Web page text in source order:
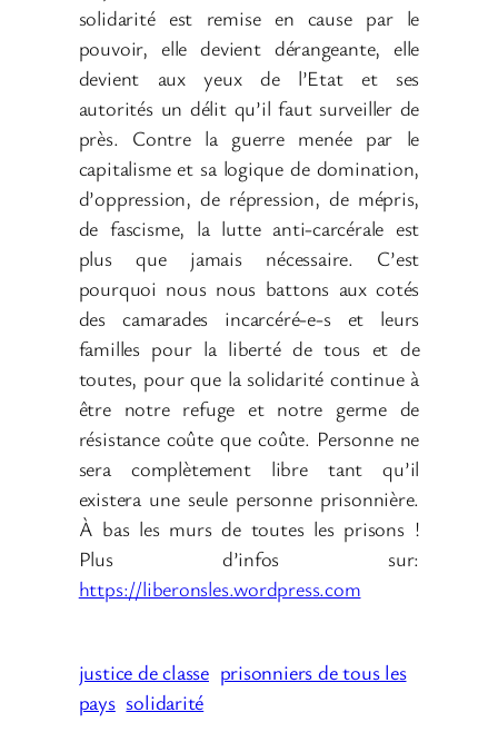
solidarité est remise en cause par le
pouvoir, elle devient dérangeante, elle
devient aux yeux de l’Etat et ses
autorités un délit qu’il faut surveiller de
près. Contre la guerre menée par le
capitalisme et sa logique de domination,
d’oppression, de répression, de mépris,
de fascisme, la lutte anti-carcérale est
plus que jamais nécessaire. C’est
pourquoi nous nous battons aux cotés
des camarades incarcéré-e-s et leurs
familles pour la liberté de tous et de
toutes, pour que la solidarité continue à
être notre refuge et notre germe de
résistance coûte que coûte. Personne ne
sera complètement libre tant qu’il
existera une seule personne prisonnière.
À bas les murs de toutes les prisons !
Plus d’infos sur:
https://liberonsles.wordpress.com
justice de classe prisonniers de tous les
pays solidarité